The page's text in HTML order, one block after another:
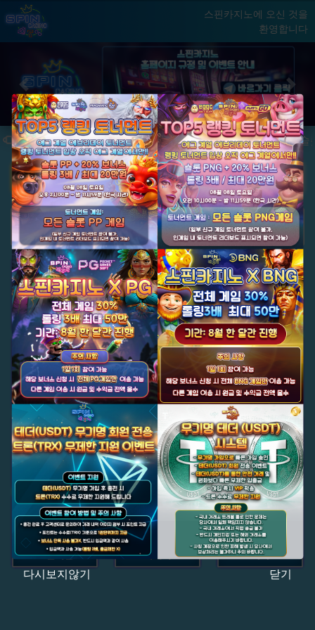
다시보지않기 닫기
스핀카지노에 오신 것을
환영합니다
게임
Previous
Next
★ 국내 최초, 국내 슬